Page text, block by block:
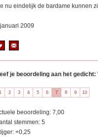
nu eindelijk de bardame kunnen
2009
je beoordeling aan het gedicht:
beoordeling: 7,00
stemmen: 5
+0,25